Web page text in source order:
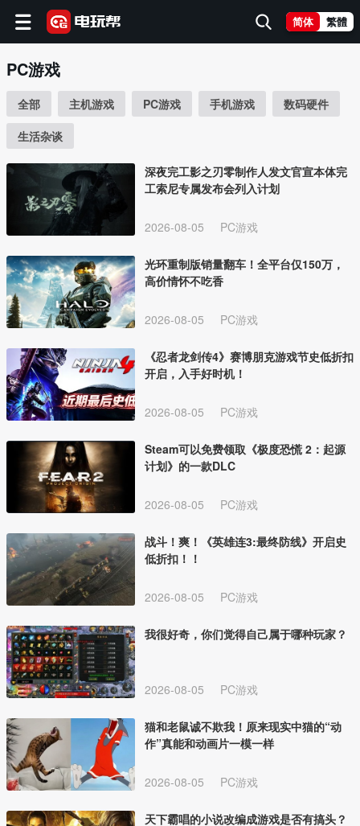
简体 繁體
PC游戏
全部 主机游戏 PC游戏 手机游戏
数码硬件
生活杂谈
深夜完工影之刃零制作人发文官宣本体完
工索尼专属发布会列入计划
2026-08-05 PC游戏
光环重制版销量翻车！全平台仅150万，
高价情怀不吃香
2026-08-05 PC游戏
《忍者龙剑传4》赛博朋克游戏节史低折扣
开启，入手好时机！
2026-08-05 PC游戏
Steam可以免费领取《极度恐慌 2：起源
计划》的一款DLC
2026-08-05 PC游戏
战斗！爽！《英雄连3:最终防线》开启史
低折扣！！
2026-08-05 PC游戏
我很好奇，你们觉得自己属于哪种玩家？
2026-08-05 PC游戏
猫和老鼠诚不欺我！原来现实中猫的“动
作”真能和动画片一模一样
2026-08-05 PC游戏
天下霸唱的小说改编成游戏是否有搞头？